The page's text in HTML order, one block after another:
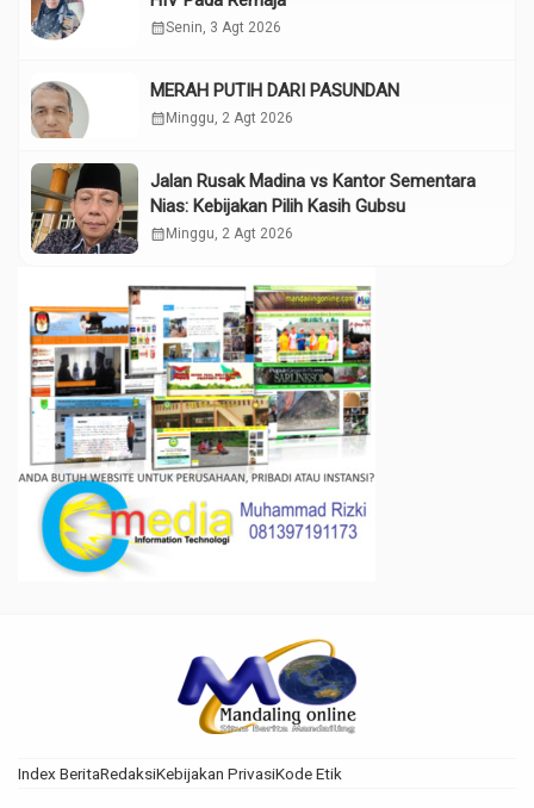
calendar_monthSenin, 3 Agt 2026
MERAH PUTIH DARI PASUNDAN
calendar_month Minggu, 2 Agt 2026
Jalan Rusak Madina vs Kantor Sementara
Nias: Kebijakan Pilih Kasih Gubsu
calendar_month Minggu, 2 Agt 2026
Index BeritaRedaksiKebijakan PrivasiKode Etik